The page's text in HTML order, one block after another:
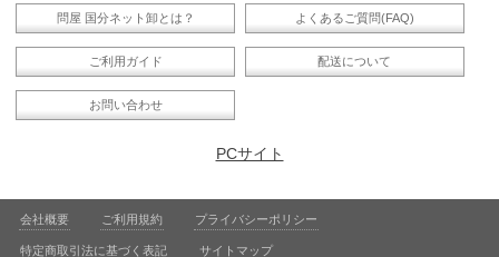
問屋 国分ネット卸とは？ よくあるご質問(FAQ)
ご利用ガイド 配送について
お問い合わせ
PCサイト
会社概要 ご利用規約 プライバシーポリシー
特定商取引法に基づく表記 サイトマップ